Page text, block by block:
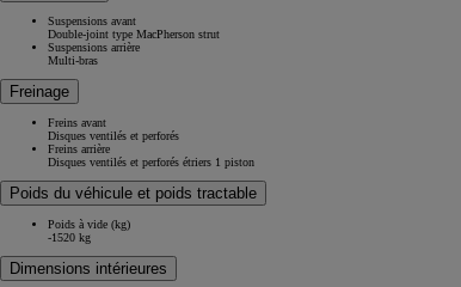
Suspensions avant
Double-joint type MacPherson strut
Suspensions arrière
Multi-bras
Freinage
Freins avant
Disques ventilés et perforés
Freins arrière
Disques ventilés et perforés étriers 1 piston
Poids du véhicule et poids tractable
Poids à vide (kg)
-1520 kg
Dimensions intérieures